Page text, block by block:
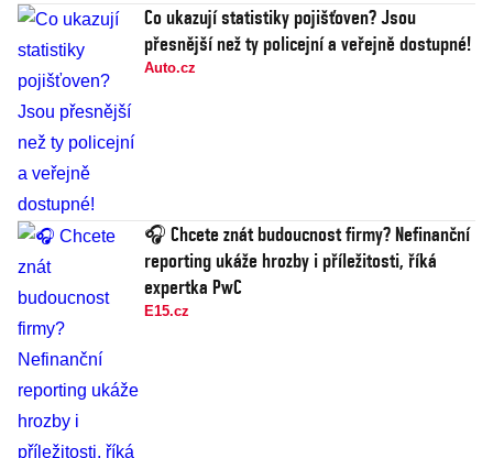
Co ukazují statistiky pojišťoven? Jsou
přesnější než ty policejní a veřejně dostupné!
Auto.cz
🎧 Chcete znát budoucnost firmy? Nefinanční
reporting ukáže hrozby i příležitosti, říká
expertka PwC
E15.cz